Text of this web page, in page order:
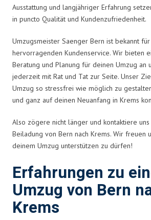
Ausstattung und langjähriger Erfahrung
in puncto Qualität und Kundenzufriedenheit.
Umzugsmeister Saenger Bern ist bekannt
hervorragenden Kundenservice. Wir bieten
Beratung und Planung für deinen Umzug an
jederzeit mit Rat und Tat zur Seite. Unser
Umzug so stressfrei wie möglich zu
und ganz auf deinen Neuanfang in Krems
Also zögere nicht länger und kontaktiere
Beiladung von Bern nach Krems. Wir freuen
deinem Umzug unterstützen zu dürfen!
Erfahrungen zu
Umzug von Bern
Krems